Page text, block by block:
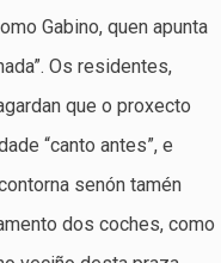
Gabino, quen apunta
Os residentes,
que o proxecto
“canto antes”, e
senón tamén
dos coches, como